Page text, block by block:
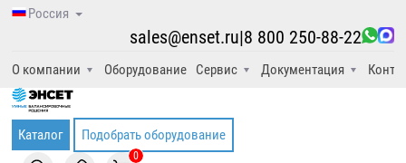
Россия
О компании Оборудование Сервис Документация
sales@enset.ru|8 800 250-88-22
Каталог Подобрать оборудование
0